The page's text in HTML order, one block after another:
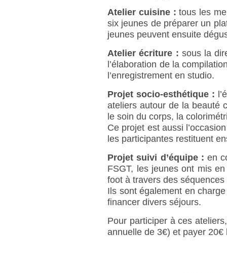
Atelier cuisine : tous les
six jeunes de préparer un
jeunes peuvent ensuite
Atelier écriture : sous la
l’élaboration de la
l’enregistrement en studio.
Projet socio-esthétique :
ateliers autour de la beauté
le soin du corps, la
Ce projet est aussi
les participantes restituent
Projet suivi d’équipe : en
FSGT, les jeunes ont mis
foot à travers des
Ils sont également en
financer divers séjours.
Pour participer à ces
annuelle de 3€) et payer 20€